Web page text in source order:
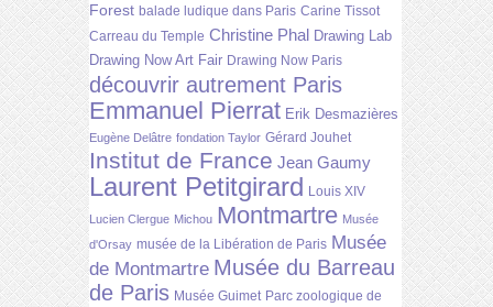
Forest balade ludique dans Paris Carine Tissot
Carreau du Temple Christine Phal Drawing Lab
Drawing Now Art Fair Drawing Now Paris
découvrir autrement Paris
Emmanuel Pierrat Erik Desmazières
Eugène Delâtre fondation Taylor Gérard Jouhet
Institut de France Jean Gaumy
Laurent Petitgirard Louis XIV
Lucien Clergue Michou Montmartre Musée
d'Orsay musée de la Libération de Paris Musée
de Montmartre Musée du Barreau
de Paris Musée Guimet Parc zoologique de